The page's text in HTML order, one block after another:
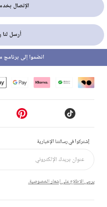
الإتصال
أرسل لنا
إشتركوا في رسالتنا الإخبارية
يرجى الاطلاع على إشعار الخصوصية.
انضموا إلى